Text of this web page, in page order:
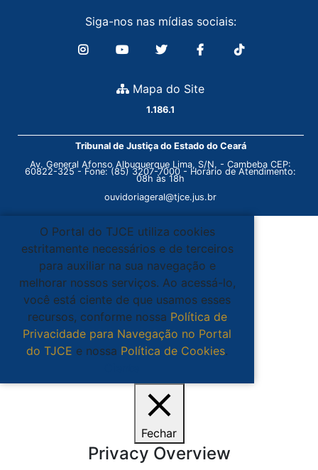
Siga-nos nas mídias sociais:
Mapa do Site
1.186.1
Tribunal de Justiça do Estado do Ceará
Av. General Afonso Albuquerque Lima, S/N. - Cambeba CEP:
60822-325 - Fone: (85) 3207-7000 - Horário de Atendimento:
08h às 18h
ouvidoriageral@tjce.jus.br
O Portal do TJCE utiliza cookies
estritamente necessários e de terceiros
para auxiliar na sua navegação e
melhorar nossos serviços. Ao acessá-lo,
você está ciente de que usamos esses
recursos, conforme nossa Política de
Privacidade para Navegação no Portal
do TJCE e nossa Política de Cookies.
Fechar
Privacy Overview